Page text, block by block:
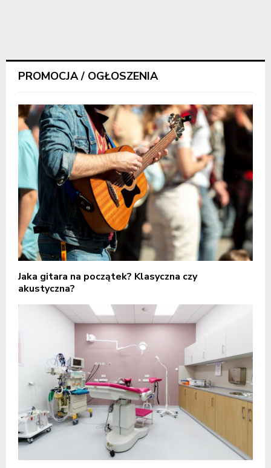
PROMOCJA / OGŁOSZENIA
Jaka gitara na początek? Klasyczna czy
akustyczna?